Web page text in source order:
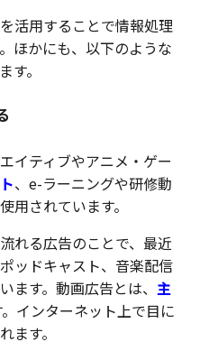
活用することで情報処理
ほかにも、以下のような
す。
イティブやアニメ・ゲー
、e-ラーニングや研修動
用されています。
れる広告のことで、最近
ッドキャスト、音楽配信
ます。動画広告とは、 主
インターネット上で目に
ます。